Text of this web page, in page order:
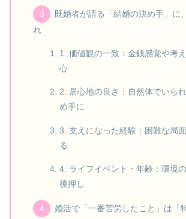
既婚者が語る「結婚の決め手」に
れ
1. 価値観の一致：金銭感覚や考
心
2. 居心地の良さ：自然体でいら
め手に
3. 支えになった経験：困難な局
る
4. ライフイベント・年齢：環境
後押し
婚活で「一番苦労したこと」は「